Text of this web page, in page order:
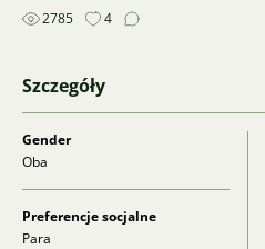
2785 4
Szczegóły
Gender
Oba
Preferencje socjalne
Para